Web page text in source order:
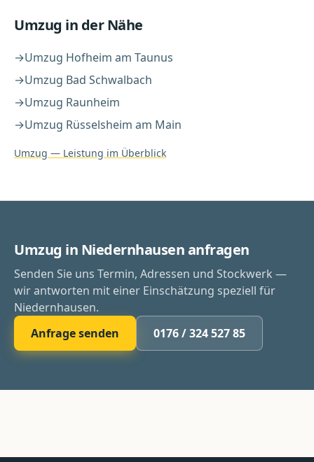
Umzug in der Nähe
→Umzug Hofheim am Taunus
→Umzug Bad Schwalbach
→Umzug Raunheim
→Umzug Rüsselsheim am Main
Umzug — Leistung im Überblick
Umzug in Niedernhausen anfragen
Senden Sie uns Termin, Adressen und Stockwerk —
wir antworten mit einer Einschätzung speziell für
Niedernhausen.
Anfrage senden
0176 / 324 527 85